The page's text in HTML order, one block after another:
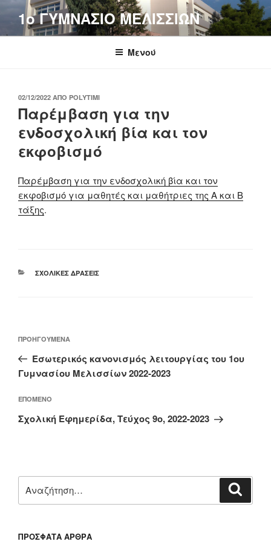
Μετάβαση
περιεχόμενο
1o ΓΥΜΝΑΣΙΟ ΜΕΛΙΣΣΙΩΝ
Μενού
ΔΗΜΟΣΙΕΎΤΗΚΕ
ΣΤΙΣ
02/12/2022 ΑΠΌ POLYTIMI
Παρέμβαση για την
ενδοσχολική βία και τον
εκφοβισμό
Παρέμβαση για την ενδοσχολική βία και τον
εκφοβισμό για μαθητές και μαθήτριες της Α και Β
τάξης.
ΚΑΤΗΓΟΡΊΕΣ
ΣΧΟΛΙΚΈΣ ΔΡΆΣΕΙΣ
άρθρων
Προηγούμενο
άρθρο
ΠΡΟΗΓΟΎΜΕΝΑ
Εσωτερικός κανονισμός λειτουργίας του 1ου
Γυμνασίου Μελισσίων 2022-2023
Επόμενο
άρθρο
ΕΠΌΜΕΝΟ
Σχολική Εφημερίδα, Τεύχος 9ο, 2022-2023
για:
ΠΡΌΣΦΑΤΑ ΆΡΘΡΑ